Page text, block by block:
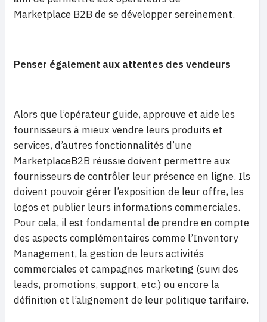
Marketplace B2B de se développer sereinement.
Penser également aux attentes des vendeurs
Alors que l’opérateur guide, approuve et aide les
fournisseurs à mieux vendre leurs produits et
services, d’autres fonctionnalités d’une
MarketplaceB2B réussie doivent permettre aux
fournisseurs de contrôler leur présence en ligne. Ils
doivent pouvoir gérer l’exposition de leur offre, les
logos et publier leurs informations commerciales.
Pour cela, il est fondamental de prendre en compte
des aspects complémentaires comme l’Inventory
Management, la gestion de leurs activités
commerciales et campagnes marketing (suivi des
leads, promotions, support, etc.) ou encore la
définition et l’alignement de leur politique tarifaire.